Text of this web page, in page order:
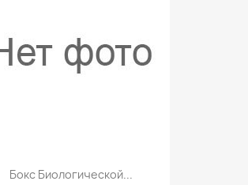
Бокс Биологической...